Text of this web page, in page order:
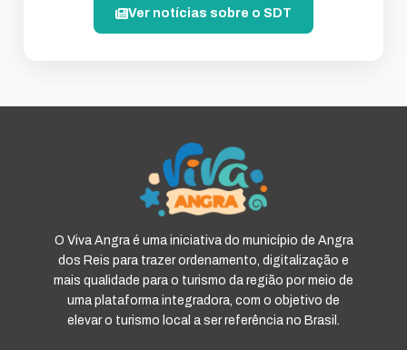
Ver notícias sobre o SDT
O Viva Angra é uma iniciativa do município de Angra
dos Reis para trazer ordenamento, digitalização e
mais qualidade para o turismo da região por meio de
uma plataforma integradora, com o objetivo de
elevar o turismo local a ser referência no Brasil.